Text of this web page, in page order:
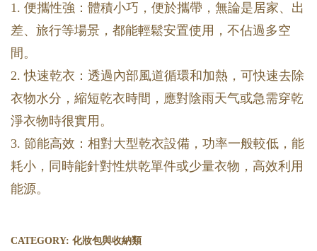
1. 便攜性強：體積小巧，便於攜帶，無論是居家、出
差、旅行等場景，都能輕鬆安置使用，不佔過多空
間。
2. 快速乾衣：透過內部風道循環和加熱，可快速去除
衣物水分，縮短乾衣時間，應對陰雨天气或急需穿乾
淨衣物時很實用。
3. 節能高效：相對大型乾衣設備，功率一般較低，能
耗小，同時能針對性烘乾單件或少量衣物，高效利用
能源。
CATEGORY: 化妝包與收納類